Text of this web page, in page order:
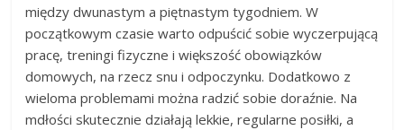
między dwunastym a piętnastym tygodniem. W
początkowym czasie warto odpuścić sobie wyczerpującą
pracę, treningi fizyczne i większość obowiązków
domowych, na rzecz snu i odpoczynku. Dodatkowo z
wieloma problemami można radzić sobie doraźnie. Na
mdłości skutecznie działają lekkie, regularne posiłki, a